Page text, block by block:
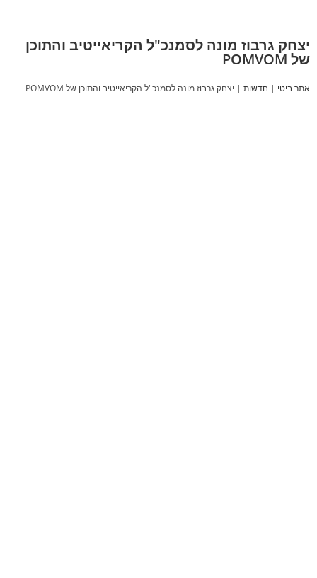
יצחק גרבוז מונה לסמנכ"ל הקריאייטיב והתוכן
של POMVOM
אתר ביטי | חדשות | יצחק גרבוז מונה לסמנכ"ל הקריאייטיב והתוכן של POMVOM